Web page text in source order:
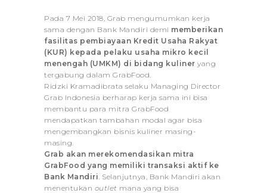
Pada 7 Mei 2018, Grab mengumumkan kerja
sama dengan Bank Mandiri demi memberikan
fasilitas pembiayaan Kredit Usaha Rakyat
(KUR) kepada pelaku usaha mikro kecil
menengah (UMKM) di bidang kuliner yang
tergabung dalam GrabFood.
Ridzki Kramadibrata selaku Managing Director
Grab Indonesia berharap kerja sama ini bisa
membantu para mitra GrabFood
mendapatkan tambahan modal agar bisa
mengembangkan bisnis kuliner masing-
masing.
Grab akan merekomendasikan mitra
GrabFood yang memiliki transaksi aktif ke
Bank Mandiri Selanjutnya, Bank Mandiri akan
menentukan outlet mana yang bisa